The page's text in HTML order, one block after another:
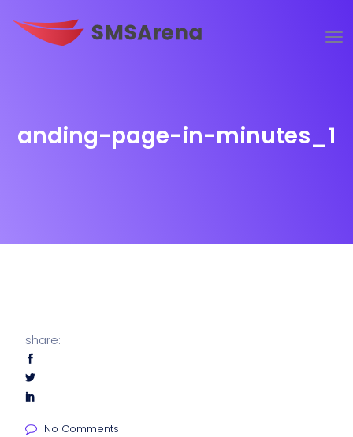
anding-page-in-minutes_1
share:
No Comments